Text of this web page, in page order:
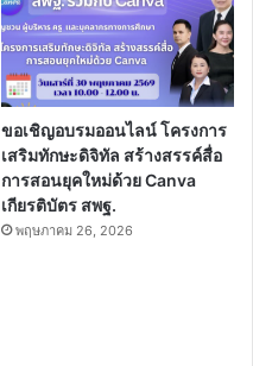
ขอเชิญอบรมออนไลน์ โครงการ
เสริมทักษะดิจิทัล สร้างสรรค์สื่อ
การสอนยุคใหม่ด้วย Canva
เกียรติบัตร สพฐ.
พฤษภาคม 26, 2026